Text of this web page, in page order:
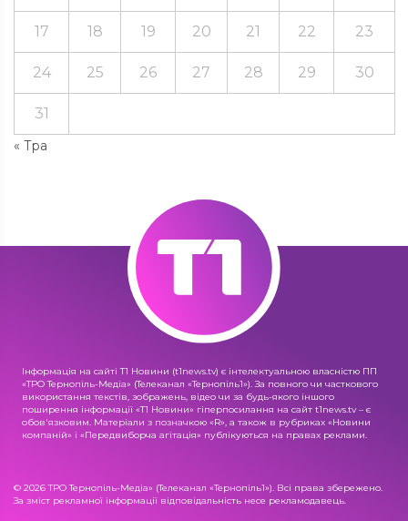
« Тра
17 18 19 20 21 22 23
24 25 26 27 28 29 30
31
Інформація на сайті Т1 Новини (t1news.tv) є інтелектуальною власністю ПП
«ТРО Тернопіль-Медіа» (Телеканал «Тернопіль1»). За повного чи часткового
використання текстів, зображень, відео чи за будь-якого іншого
поширення інформації «Т1 Новини» гіперпосилання на сайт t1news.tv – є
обов'язковим. Матеріали з позначкою «R», а також в рубриках «Новини
компаній» і «Передвиборча агітація» публікуються на правах реклами.
© 2026 ТРО Тернопіль-Медіа» (Телеканал «Тернопіль1»). Всі права збережено.
За зміст рекламної інформації відповідальність несе рекламодавець.